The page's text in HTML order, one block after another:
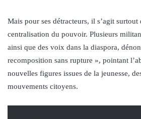
Mais pour ses détracteurs, il s’agit surtout
centralisation du pouvoir. Plusieurs
ainsi que des voix dans la diaspora,
recomposition sans rupture », pointant
nouvelles figures issues de la jeunesse,
mouvements citoyens.